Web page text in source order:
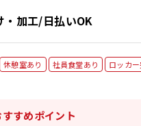
・加工/日払いOK
休憩室あり 社員食堂あり ロッカ
すすめポイント